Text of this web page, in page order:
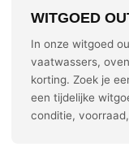
WITGOED
In onze witgoed
vaatwassers,
korting. Zoek je
een tijdelijke
conditie,